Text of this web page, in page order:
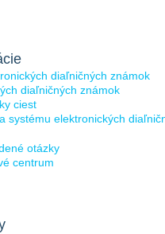
diaľničných známok
diaľničných známok
ciest
systému elektronických
otázky
centrum